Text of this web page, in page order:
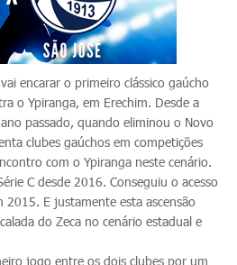
encarar o primeiro clássico gaúcho
o Ypiranga, em Erechim. Desde a
passado, quando eliminou o Novo
clubes gaúchos em competições
com o Ypiranga neste cenário.
C desde 2016. Conseguiu o acesso
E justamente esta ascensão
do Zeca no cenário estadual e
jogo entre os dois clubes por um